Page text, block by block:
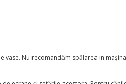
vase. Nu recomandăm spălarea in